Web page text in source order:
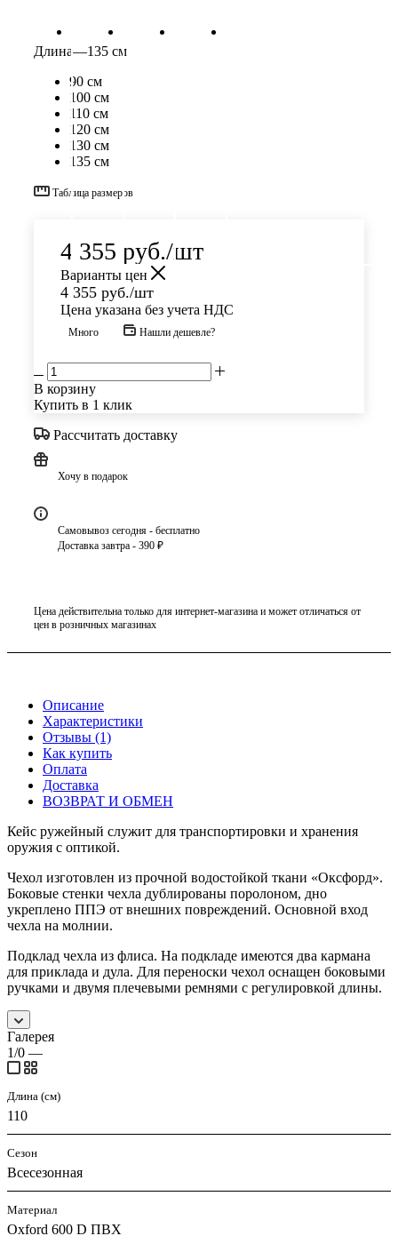
Длина—135 см
90 см
100 см
110 см
120 см
130 см
135 см
Таблица размеров
4 355 руб./шт
Варианты цен
4 355 руб./шт
Цена указана без учета НДС
Много Нашли дешевле?
В корзину
Купить в 1 клик
Рассчитать доставку
Хочу в подарок
Самовывоз сегодня - бесплатно
Доставка завтра - 390 ₽
Цена действительна только для интернет-магазина и может отличаться от
цен в розничных магазинах
Описание
Характеристики
Отзывы (1)
Как купить
Оплата
Доставка
ВОЗВРАТ И ОБМЕН
Кейс ружейный служит для транспортировки и хранения
оружия с оптикой.
Чехол изготовлен из прочной водостойкой ткани «Оксфорд».
Боковые стенки чехла дублированы поролоном, дно
укреплено ППЭ от внешних повреждений. Основной вход
чехла на молнии.
Подклад чехла из флиса. На подкладе имеются два кармана
для приклада и дула. Для переноски чехол оснащен боковыми
ручками и двумя плечевыми ремнями с регулировкой длины.
Галерея
1/0 —
Длина (см)
110
Сезон
Всесезонная
Материал
Oxford 600 D ПВХ